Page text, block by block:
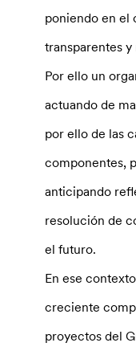
poniendo en el
transparentes y
Por ello un
actuando de
por ello de las
componentes,
anticipando
resolución de
el futuro.
En ese
creciente
proyectos del